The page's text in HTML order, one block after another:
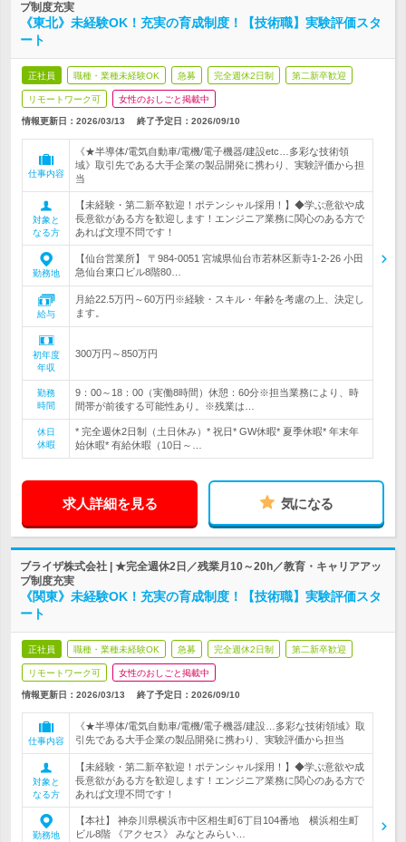
プ制度充実
《東北》未経験OK！充実の育成制度！【技術職】実験評価スタ
ート
正社員 職種・業種未経験OK 急募 完全週休2日制 第二新卒歓迎
リモートワーク可 女性のおしごと掲載中
情報更新日：2026/03/13 終了予定日： 2026/09/10
仕事内容
《★半導体/電気自動車/電機/電子機器/建設etc…多彩な技術領
域》取引先である大手企業の製品開発に携わり、実験評価から担
当
対象と
なる方
【未経験・第二新卒歓迎！ポテンシャル採用！】◆学ぶ意欲や成
長意欲がある方を歓迎します！エンジニア業務に関心のある方で
あれば文理不問です！
勤務地
【仙台営業所】 〒984-0051 宮城県仙台市若林区新寺1-2-26 小田
急仙台東口ビル8階80…
給与
月給22.5万円～60万円※経験・スキル・年齢を考慮の上、決定し
ます。
初年度
年収
300万円～850万円
勤務
時間
9：00～18：00（実働8時間）休憩：60分※担当業務により、時
間帯が前後する可能性あり。※残業は…
休日
休暇
* 完全週休2日制（土日休み）* 祝日* GW休暇* 夏季休暇* 年末年
始休暇* 有給休暇（10日～…
求人詳細を見る 気になる
ブライザ株式会社 | ★完全週休2日／残業月10～20h／教育・キャリアアッ
プ制度充実
《関東》未経験OK！充実の育成制度！【技術職】実験評価スタ
ート
正社員 職種・業種未経験OK 急募 完全週休2日制 第二新卒歓迎
リモートワーク可 女性のおしごと掲載中
情報更新日：2026/03/13 終了予定日： 2026/09/10
仕事内容
《★半導体/電気自動車/電機/電子機器/建設…多彩な技術領域》取
引先である大手企業の製品開発に携わり、実験評価から担当
対象と
なる方
【未経験・第二新卒歓迎！ポテンシャル採用！】◆学ぶ意欲や成
長意欲がある方を歓迎します！エンジニア業務に関心のある方で
あれば文理不問です！
勤務地
【本社】 神奈川県横浜市中区相生町6丁目104番地 横浜相生町
ビル8階 《アクセス》 みなとみらい…